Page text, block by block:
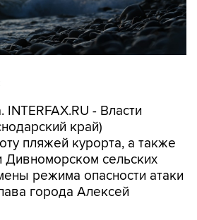
INTERFAX.RU - Власти
край)
пляжей курорта, а также
Дивноморском сельских
режима опасности атаки
города Алексей